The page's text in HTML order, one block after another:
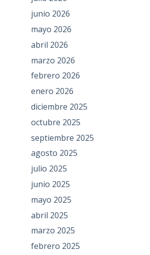
junio 2026
mayo 2026
abril 2026
marzo 2026
febrero 2026
enero 2026
diciembre 2025
octubre 2025
septiembre 2025
agosto 2025
julio 2025
junio 2025
mayo 2025
abril 2025
marzo 2025
febrero 2025